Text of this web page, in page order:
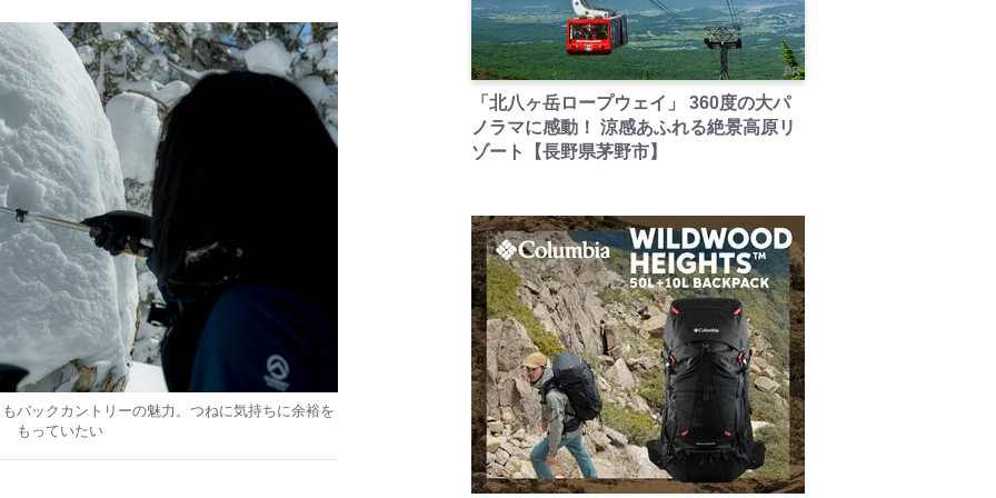
バックカントリーの魅力。つねに気持ちに余裕を
もっていたい
PR
「北八ヶ岳ロープウェイ」 360度の大パ
ノラマに感動！ 涼感あふれる絶景高原リ
ゾート【長野県茅野市】